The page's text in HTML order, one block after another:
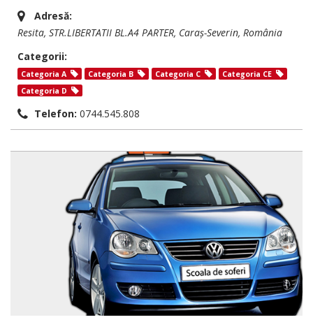
Adresă:
Resita, STR.LIBERTATII BL.A4 PARTER, Caraș-Severin, România
Categorii:
Categoria A Categoria B Categoria C
Categoria CE
Categoria D
Telefon: 0744.545.808